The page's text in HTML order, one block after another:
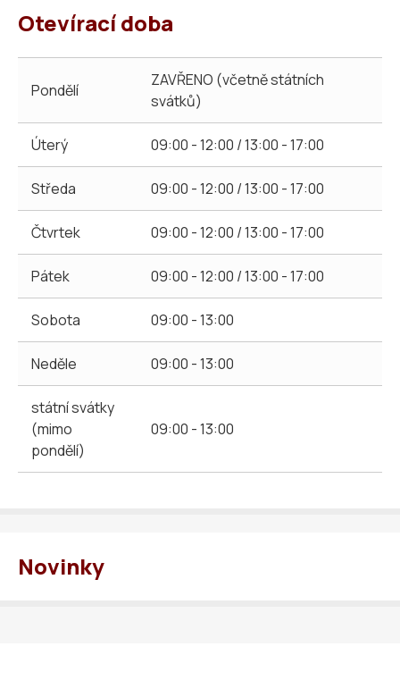
Otevírací doba
Pondělí
ZAVŘENO (včetně státních
svátků)
Úterý 09:00 - 12:00 / 13:00 - 17:00
Středa 09:00 - 12:00 / 13:00 - 17:00
Čtvrtek 09:00 - 12:00 / 13:00 - 17:00
Pátek 09:00 - 12:00 / 13:00 - 17:00
Sobota 09:00 - 13:00
Neděle 09:00 - 13:00
státní svátky
(mimo
pondělí)
09:00 - 13:00
Novinky